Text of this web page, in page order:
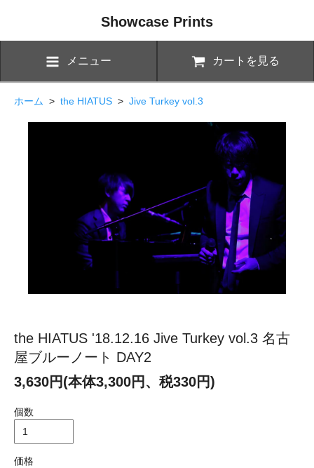
Showcase Prints
メニュー カートを見る
ホーム > the HIATUS > Jive Turkey vol.3
the HIATUS '18.12.16 Jive Turkey vol.3 名古
屋ブルーノート DAY2
3,630円(本体3,300円、税330円)
個数
価格